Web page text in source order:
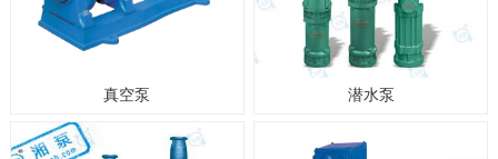
真空泵 潜水泵